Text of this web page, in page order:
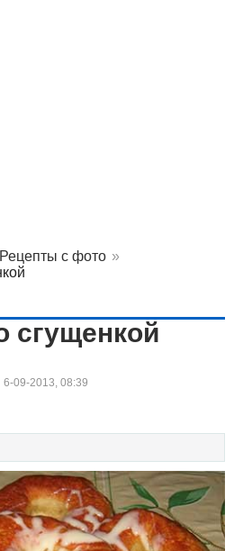
Рецепты с фото »
сгущенкой
6-09-2013, 08:39